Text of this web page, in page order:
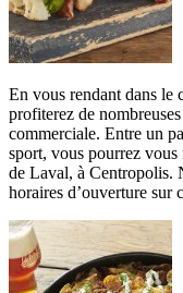
En vous rendant dans le
profiterez de
commerciale. Entre un
sport, vous pourrez vous
de Laval, à Centropolis.
horaires d’ouverture sur